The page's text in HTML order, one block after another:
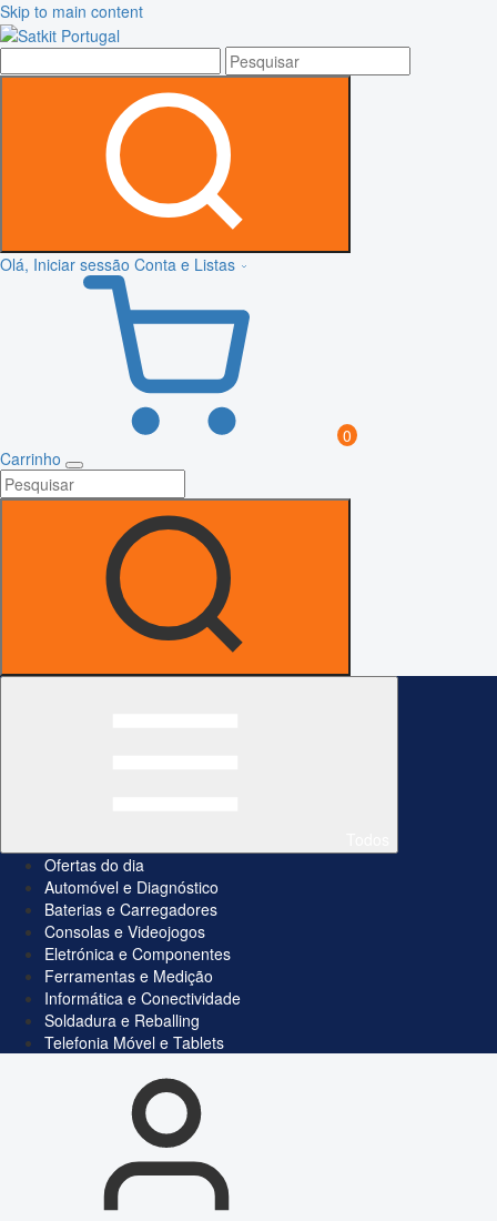
Skip to main content
Olá, Iniciar sessão Conta e Listas
0
Carrinho
Ofertas do dia
Automóvel e Diagnóstico
Baterias e Carregadores
Consolas e Videojogos
Eletrónica e Componentes
Ferramentas e Medição
Informática e Conectividade
Soldadura e Reballing
Telefonia Móvel e Tablets